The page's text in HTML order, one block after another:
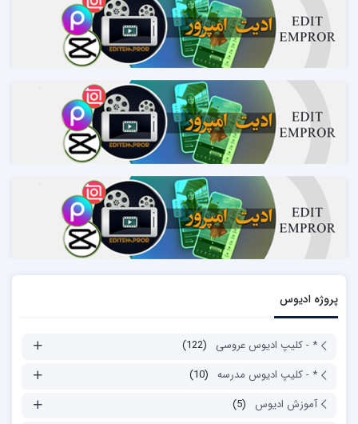
پروژه ادیوس
* - کلیپ ادیوس عروسی
(122)
* - کلیپ ادیوس مدرسه (10)
آموزش ادیوس
(5)